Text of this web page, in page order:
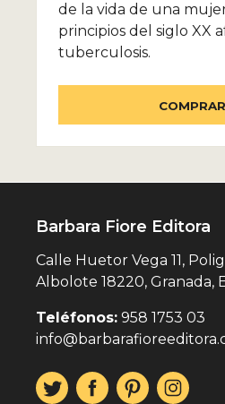
de la vida de una
principios del siglo XX
tuberculosis.
COMPRAR
Barbara Fiore Editora
Calle Huetor Vega 11,
Albolote 18220, Granada,
Teléfonos: 958 1753 03